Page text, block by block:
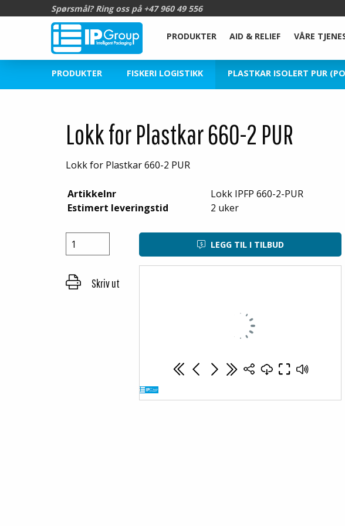
Spørsmål? Ring oss på +47 960 49 556
PRODUKTER AID & RELIEF VÅRE
PRODUKTER FISKERI LOGISTIKK PLASTKAR ISOLERT PUR
Lokk for Plastkar 660-2 PUR
Lokk for Plastkar 660-2 PUR
Artikkelnr
Lokk IPFP 660-2-PUR
Estimert leveringstid
2 uker
LEGG TIL I TILBUD
Skriv ut